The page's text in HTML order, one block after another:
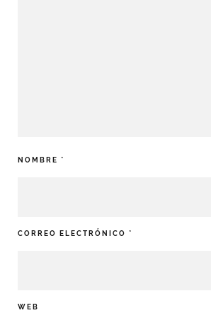
NOMBRE *
CORREO ELECTRÓNICO *
WEB